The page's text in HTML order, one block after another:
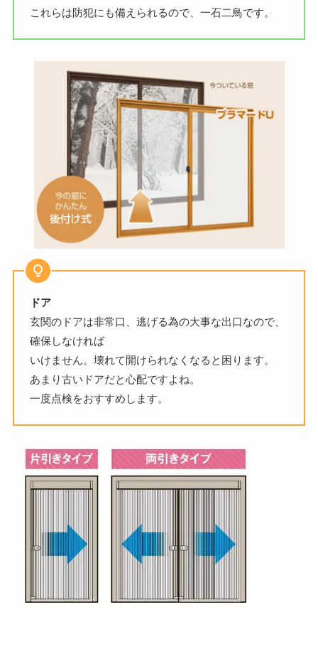
これらは防犯にも備えられるので、一石二鳥です。
ドア
玄関のドアは非常口、逃げる為の大事な出口なので、
確保しなければ
いけません。壊れて開けられなくなると困ります。
あまり古いドアだと心配ですよね。
一度点検をおすすめします。